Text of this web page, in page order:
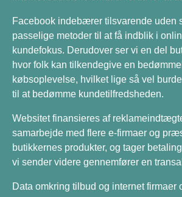
Facebook indebærer tilsvarende uden
passelige metoder til at få indblik i
kundefokus. Derudover ser vi en del
hvor folk kan tilkendegive en
købsoplevelse, hvilket lige så vel
til at bedømme kundetilfredsheden.
Websitet finansieres af
samarbejde med flere e-firmaer og
butikkernes produkter, og tager
vi sender videre gennemfører en
Data omkring tilbud og internet firmaer